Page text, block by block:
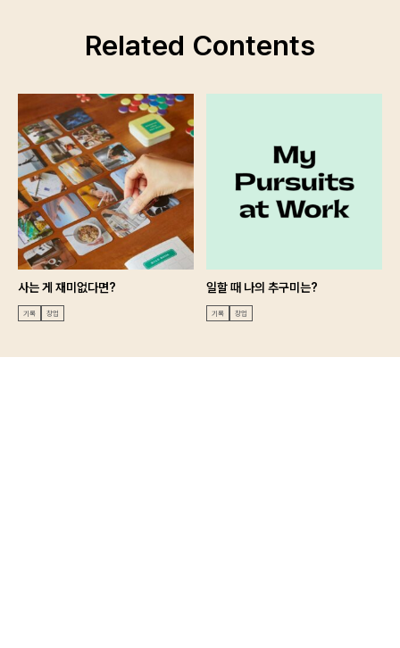
Related Contents
사는 게 재미없다면?
기록 창업
일할 때 나의 추구미는?
기록 창업
로그인 상태 유지
회원가입 비밀번호 찾기